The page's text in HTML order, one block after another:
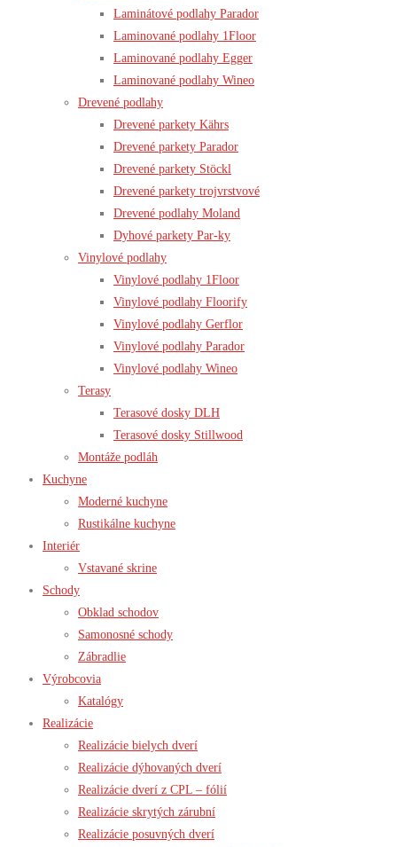
Laminátové podlahy Parador
Laminované podlahy 1Floor
Laminované podlahy Egger
Laminované podlahy Wineo
Drevené podlahy
Drevené parkety Kährs
Drevené parkety Parador
Drevené parkety Stöckl
Drevené parkety trojvrstvové
Drevené podlahy Moland
Dyhové parkety Par-ky
Vinylové podlahy
Vinylové podlahy 1Floor
Vinylové podlahy Floorify
Vinylové podlahy Gerflor
Vinylové podlahy Parador
Vinylové podlahy Wineo
Terasy
Terasové dosky DLH
Terasové dosky Stillwood
Montáže podláh
Kuchyne
Moderné kuchyne
Rustikálne kuchyne
Interiér
Vstavané skrine
Schody
Obklad schodov
Samonosné schody
Zábradlie
Výrobcovia
Katalógy
Realizácie
Realizácie bielych dverí
Realizácie dýhovaných dverí
Realizácie dverí z CPL – fólií
Realizácie skrytých zárubní
Realizácie posuvných dverí